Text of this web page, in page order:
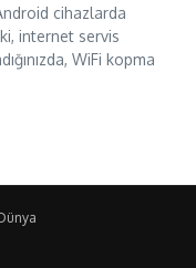
cihazlarda
internet servis
WiFi kopma